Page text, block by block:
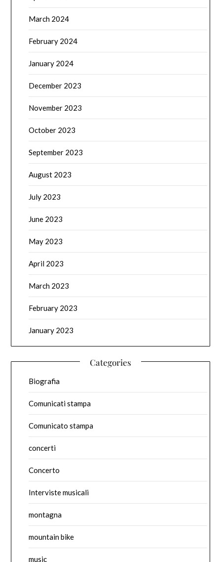
March 2024
February 2024
January 2024
December 2023
November 2023
October 2023
September 2023
August 2023
July 2023
June 2023
May 2023
April 2023
March 2023
February 2023
January 2023
Categories
Biografia
Comunicati stampa
Comunicato stampa
concerti
Concerto
Interviste musicali
montagna
mountain bike
music